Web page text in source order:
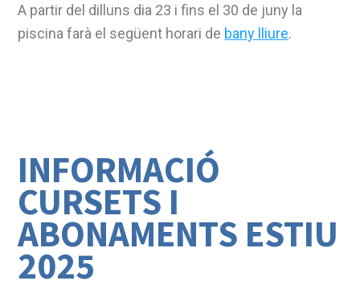
A partir del dilluns dia 23 i fins el 30 de juny la
piscina farà el següent horari de bany lliure.
INFORMACIÓ
CURSETS I
ABONAMENTS ESTIU
2025